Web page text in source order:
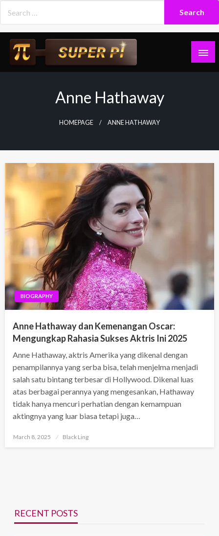
content
Anne Hathaway
HOMEPAGE ANNE HATHAWAY
BIOGRAPHY
Anne Hathaway dan Kemenangan Oscar:
Mengungkap Rahasia Sukses Aktris Ini 2025
Anne Hathaway, aktris Amerika yang dikenal dengan
penampilannya yang serba bisa, telah menjelma menjadi
salah satu bintang terbesar di Hollywood. Dikenal luas
atas berbagai perannya yang mengesankan, Hathaway
tidak hanya mencuri perhatian dengan kemampuan
aktingnya yang luar biasa tetapi juga…
Posted
March 8, 2025 Black Ling
RECENT POSTS